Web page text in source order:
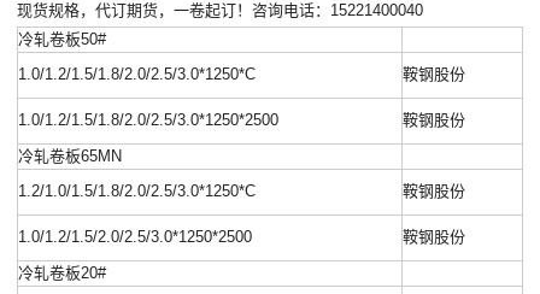
现货规格，代订期货，一卷起订！咨询电话：15221400040
冷轧卷板50#
1.0/1.2/1.5/1.8/2.0/2.5/3.0*1250*C
鞍钢股份
1.0/1.2/1.5/1.8/2.0/2.5/3.0*1250*2500
鞍钢股份
冷轧卷板65MN
1.2/1.0/1.5/1.8/2.0/2.5/3.0*1250*C
鞍钢股份
1.0/1.2/1.5/2.0/2.5/3.0*1250*2500
鞍钢股份
冷轧卷板20#